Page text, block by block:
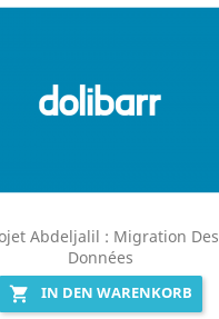
Abdeljalil : Migration Des
Données

IN DEN WARENKORB